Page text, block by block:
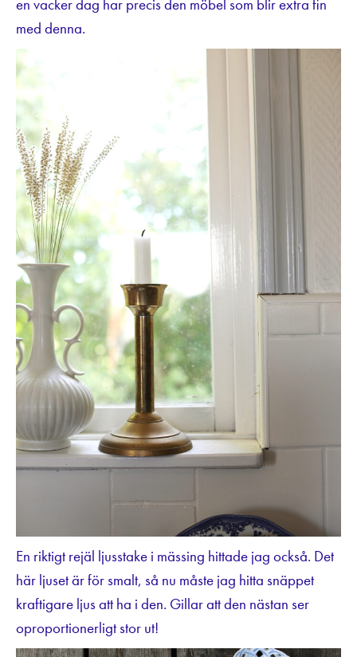
en vacker dag har precis den möbel som blir extra fin
med denna.
En riktigt rejäl ljusstake i mässing hittade jag också. Det
här ljuset är för smalt, så nu måste jag hitta snäppet
kraftigare ljus att ha i den. Gillar att den nästan ser
oproportionerligt stor ut!